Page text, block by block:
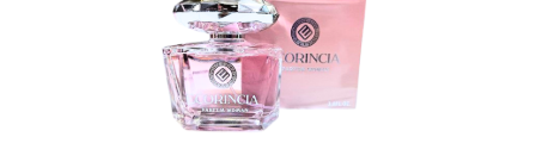
Ir a misGiftPoints
GIFTPOINTS